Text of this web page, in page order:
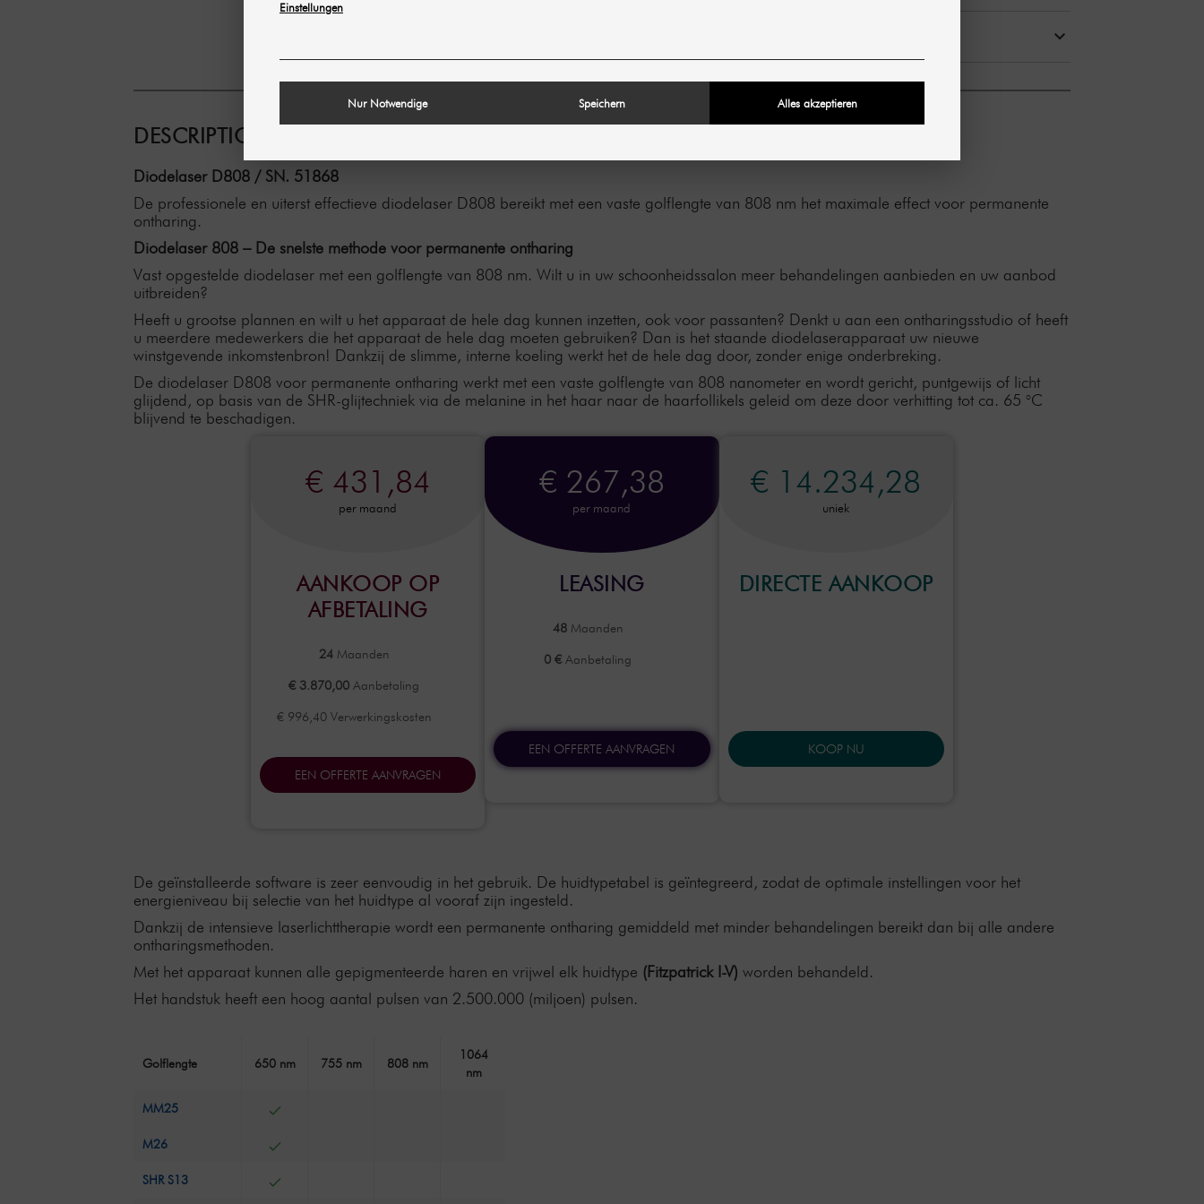
DESCRIPTION
Diodelaser D808 / SN. 51868
De professionele en uiterst effectieve diodelaser D808 bereikt met een vaste golflengte van 808 nm het maximale effect voor permanente
ontharing.
Diodelaser 808 – De snelste methode voor permanente ontharing
Vast opgestelde diodelaser met een golflengte van 808 nm. Wilt u in uw schoonheidssalon meer behandelingen aanbieden en uw aanbod
uitbreiden?
Heeft u grootse plannen en wilt u het apparaat de hele dag kunnen inzetten, ook voor passanten? Denkt u aan een ontharingsstudio of heeft
u meerdere medewerkers die het apparaat de hele dag moeten gebruiken? Dan is het staande diodelaserapparaat uw nieuwe
winstgevende inkomstenbron! Dankzij de slimme, interne koeling werkt het de hele dag door, zonder enige onderbreking.
De diodelaser D808 voor permanente ontharing werkt met een vaste golflengte van 808 nanometer en wordt gericht, puntgewijs of licht
glijdend, op basis van de SHR-glijtechniek via de melanine in het haar naar de haarfollikels geleid om deze door verhitting tot ca. 65 °C
blijvend te beschadigen.
€ 431,84
per maand
AANKOOP OP
AFBETALING
24Maanden
€ 3.870,00 Aanbetaling
€ 996,40 Verwerkingskosten
EEN OFFERTE AANVRAGEN
€ 267,38
per maand
LEASING
48Maanden
0 € Aanbetaling
EEN OFFERTE AANVRAGEN
€ 14.234,28
uniek
DIRECTE AANKOOP
KOOP NU
De geïnstalleerde software is zeer eenvoudig in het gebruik. De huidtypetabel is geïntegreerd, zodat de optimale instellingen voor het
energieniveau bij selectie van het huidtype al vooraf zijn ingesteld.
Dankzij de intensieve laserlichttherapie wordt een permanente ontharing gemiddeld met minder behandelingen bereikt dan bij alle andere
ontharingsmethoden.
Met het apparaat kunnen alle gepigmenteerde haren en vrijwel elk huidtype (Fitzpatrick I-V)worden behandeld.
Het handstuk heeft een hoog aantal pulsen van 2.500.000 (miljoen) pulsen.
Golflengte 650 nm 755 nm 808 nm
1064
nm
MM25
M26
SHR S13
Einstellungen
Nur Notwendige Speichern Alles akzeptieren